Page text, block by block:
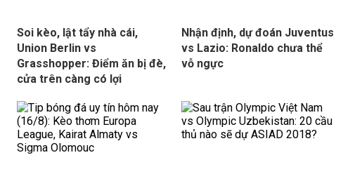
Soi kèo, lật tẩy nhà cái,
Union Berlin vs
Grasshopper: Điểm ăn bị đè,
cửa trên càng có lợi
Nhận định, dự đoán Juventus
vs Lazio: Ronaldo chưa thể
vỗ ngực